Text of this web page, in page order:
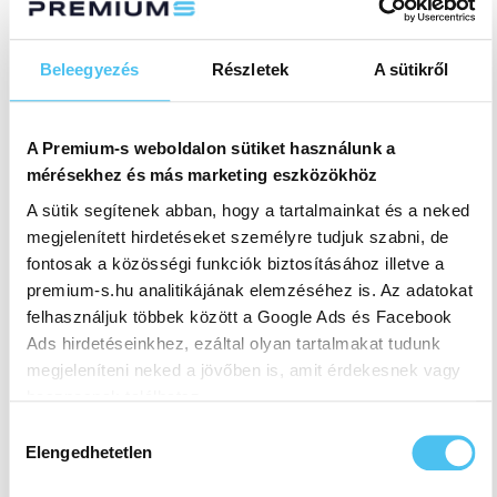
Beleegyezés Részletek A sütikről
A Premium-s weboldalon sütiket használunk a
mérésekhez és más marketing eszközökhöz
A sütik segítenek abban, hogy a tartalmainkat és a neked
megjelenített hirdetéseket személyre tudjuk szabni, de
fontosak a közösségi funkciók biztosításához illetve a
premium-s.hu analitikájának elemzéséhez is. Az adatokat
felhasználjuk többek között a Google Ads és Facebook
Ads hirdetéseinkhez, ezáltal olyan tartalmakat tudunk
megjeleníteni neked a jövőben is, amit érdekesnek vagy
Ennek a biztosításához
arra kérünk, hogy engedd meg
Természetesen
kiválasztása
Elengedhetetlen